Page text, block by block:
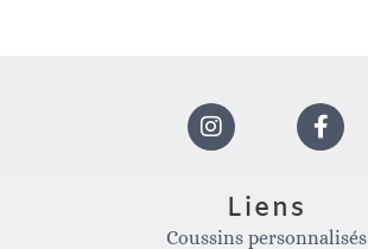
I
n
F
a
Liens
Coussins personnalisés